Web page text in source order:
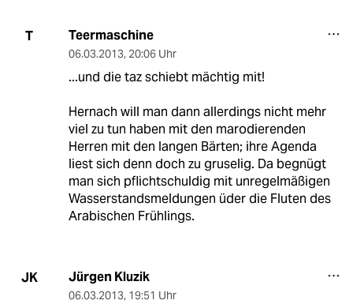
T Teermaschine
06.03.2013, 20:06 Uhr
...und die taz schiebt mächtig mit!
Hernach will man dann allerdings nicht mehr
viel zu tun haben mit den marodierenden
Herren mit den langen Bärten; ihre Agenda
liest sich denn doch zu gruselig. Da begnügt
man sich pflichtschuldig mit unregelmäßigen
Wasserstandsmeldungen üder die Fluten des
Arabischen Frühlings.
JK Jürgen Kluzik
06.03.2013, 19:51 Uhr